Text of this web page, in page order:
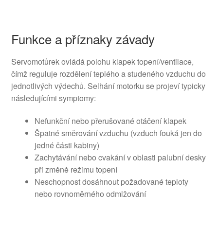
Funkce a příznaky závady
Servomotůrek ovládá polohu klapek topení/ventilace,
čímž reguluje rozdělení teplého a studeného vzduchu do
jednotlivých výdechů. Selhání motorku se projeví typicky
následujícími symptomy:
Nefunkční nebo přerušované otáčení klapek
Špatné směrování vzduchu (vzduch fouká jen do
jedné části kabiny)
Zachytávání nebo cvakání v oblasti palubní desky
při změně režimu topení
Neschopnost dosáhnout požadované teploty
nebo rovnoměrného odmlžování